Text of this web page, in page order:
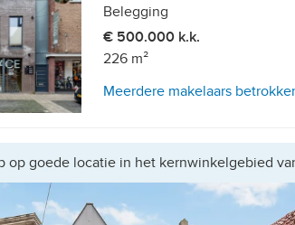
Belegging
€ 500.000 k.k.
226 m²
Meerdere makelaars
op goede locatie in het kernwinkelgebied